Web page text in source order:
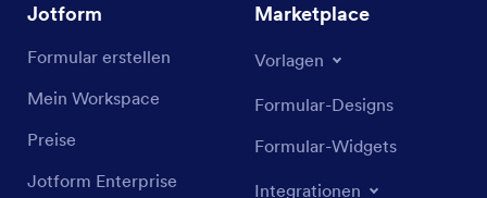
Jotform
Formular erstellen
Mein Workspace
Preise
Jotform Enterprise
Marketplace
Vorlagen
Formular-Designs
Formular-Widgets
Integrationen